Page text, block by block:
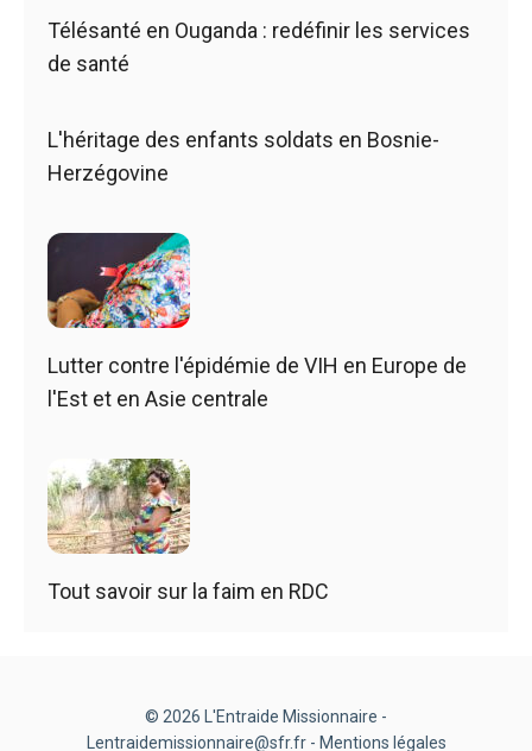
Télésanté en Ouganda : redéfinir les services
de santé
L'héritage des enfants soldats en Bosnie-
Herzégovine
Lutter contre l'épidémie de VIH en Europe de
l'Est et en Asie centrale
Tout savoir sur la faim en RDC
© 2026 L'Entraide Missionnaire -
Lentraidemissionnaire@sfr.fr - Mentions légales